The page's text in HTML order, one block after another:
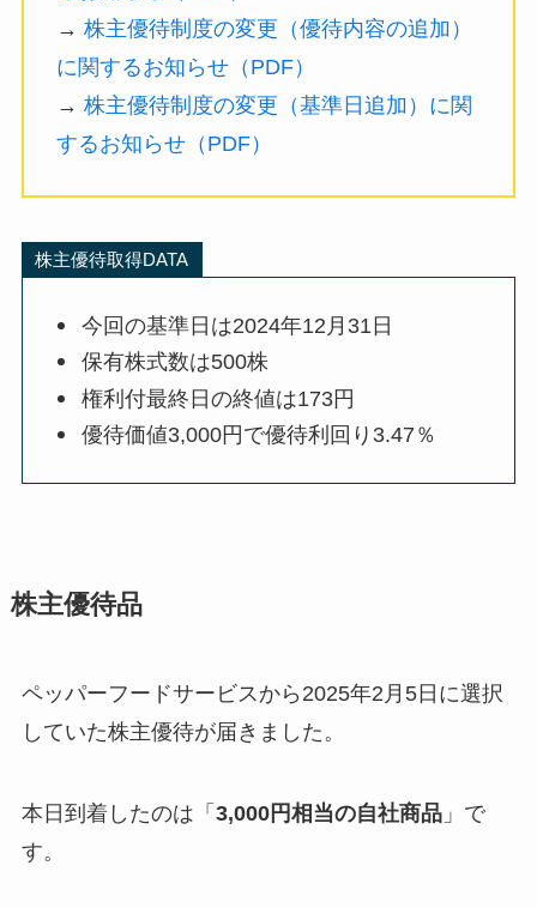
→ 株主優待制度の変更（優待内容の追加）
に関するお知らせ（PDF）
→ 株主優待制度の変更（基準日追加）に関
するお知らせ（PDF）
株主優待取得DATA
今回の基準日は2024年12月31日
保有株式数は500株
権利付最終日の終値は173円
優待価値3,000円で優待利回り3.47％
株主優待品
ペッパーフードサービスから2025年2月5日に選択
していた株主優待が届きました。
本日到着したのは「 3,000円相当の自社商品」で
す。